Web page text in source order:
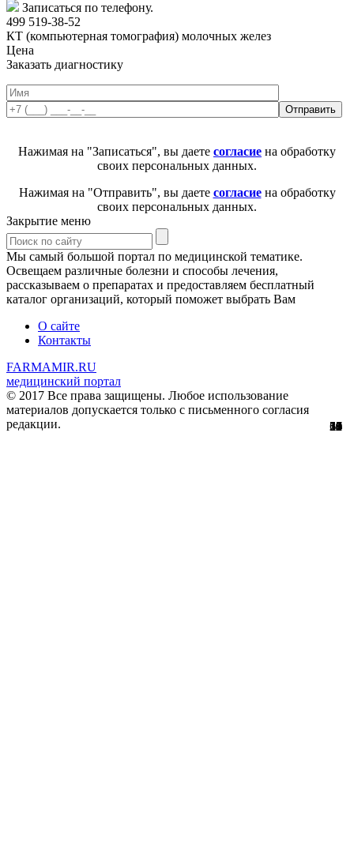
4
0
0
13
2
11
51
56
0
29
61
3
7
12
8
32
Записаться по телефону.
499 519-38-52
КТ (компьютерная томография) молочных желез
Цена
Заказать диагностику
Нажимая на "Записаться", вы даете согласие на обработку
своих персональных данных.
Нажимая на "Отправить", вы даете согласиена обработку
своих персональных данных.
Закрытие меню
Мы самый большой портал по медицинской тематике.
Освещаем различные болезни и способы лечения,
рассказываем о препаратах и предоставляем бесплатный
каталог организаций, который поможет выбрать Вам
О сайте
Контакты
FARMAMIR.RU
медицинский портал
© 2017 Все права защищены. Любое использование
материалов допускается только с письменного согласия
редакции.